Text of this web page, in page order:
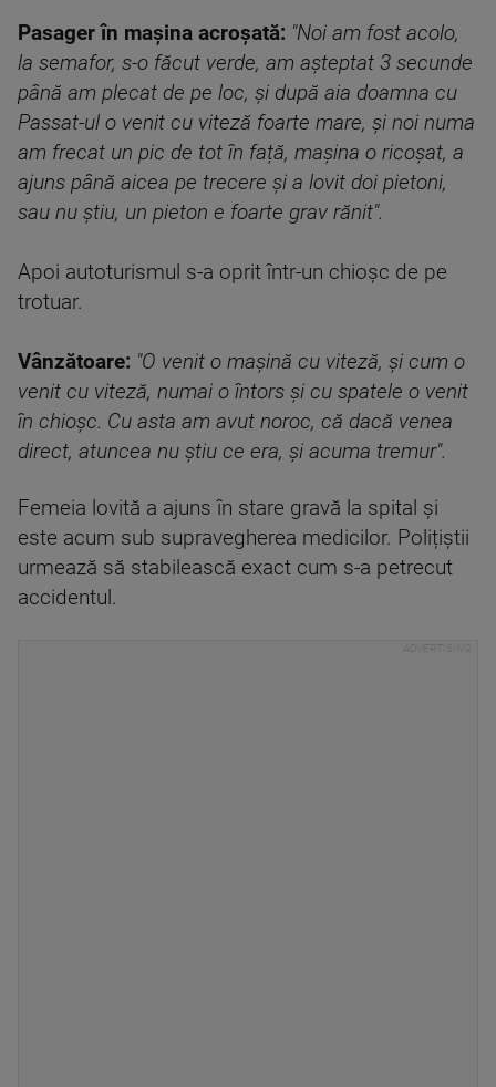
Pasager în mașina acroșată: "Noi am fost acolo,
la semafor, s-o făcut verde, am așteptat 3 secunde
până am plecat de pe loc, și după aia doamna cu
Passat-ul o venit cu viteză foarte mare, și noi numa
am frecat un pic de tot în față, mașina o ricoșat, a
ajuns până aicea pe trecere și a lovit doi pietoni,
sau nu știu, un pieton e foarte grav rănit".
Apoi autoturismul s-a oprit într-un chioșc de pe
trotuar.
Vânzătoare: "O venit o mașină cu viteză, și cum o
venit cu viteză, numai o întors și cu spatele o venit
în chioșc. Cu asta am avut noroc, că dacă venea
direct, atuncea nu știu ce era, și acuma tremur".
Femeia lovită a ajuns în stare gravă la spital și
este acum sub supravegherea medicilor. Polițiștii
urmează să stabilească exact cum s-a petrecut
accidentul.